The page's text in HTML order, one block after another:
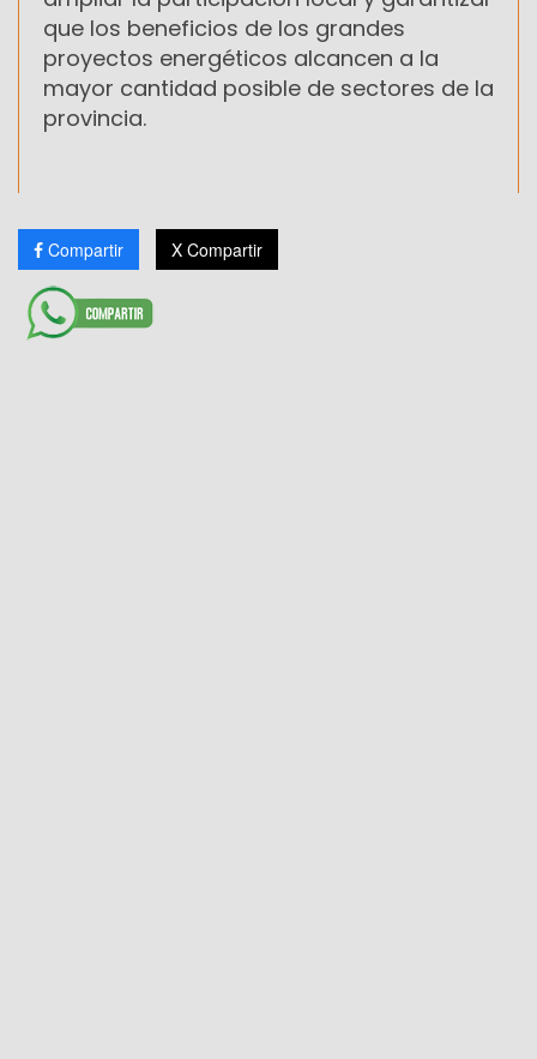
que los beneficios de los grandes
proyectos energéticos alcancen a la
mayor cantidad posible de sectores de la
provincia.
Compartir X Compartir